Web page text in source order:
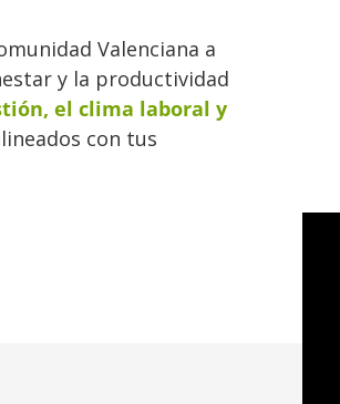
Valenciana a
y la productividad
el clima laboral y
con tus